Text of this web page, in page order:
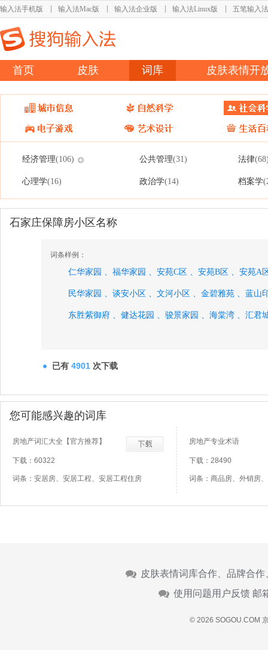
输入法手机版 输入法Mac版 输入法企业版 输入法Linux版 五笔输入法
首页 皮肤 词库 皮肤表情开
经济管理(106) 公共管理(31) 法律
心理学(16) 政治学(14) 档案学
石家庄保障房小区名称
词条样例：
仁华家园 、 福华家园 、 安苑C区 、 安苑B区 、 安苑A
民华家园 、 谈安小区 、 文河小区 、 金碧雅苑 、 蓝山
东胜紫御府 、 健达花园 、 骏景家园 、 海棠湾 、 汇君
已有 4901 次下载
您可能感兴趣的词库
房地产词汇大全【官方推荐】
下载：60322
词条：安居房、安居工程、安居工程住房
房地产专业术语
下载：28490
词条：商品房、外销房
皮肤表情词库合作、品牌合
使用问题用户反馈 邮
© 2026 SOGOU.COM